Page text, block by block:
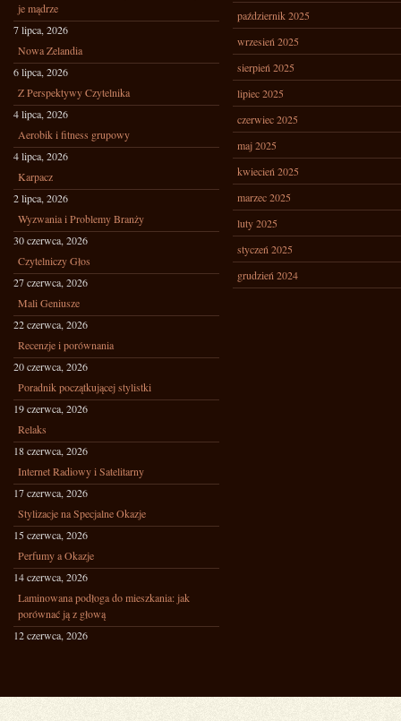
je mądrze
7 lipca, 2026
Nowa Zelandia
6 lipca, 2026
Z Perspektywy Czytelnika
4 lipca, 2026
Aerobik i fitness grupowy
4 lipca, 2026
Karpacz
2 lipca, 2026
Wyzwania i Problemy Branży
30 czerwca, 2026
Czytelniczy Głos
27 czerwca, 2026
Mali Geniusze
22 czerwca, 2026
Recenzje i porównania
20 czerwca, 2026
Poradnik początkującej stylistki
19 czerwca, 2026
Relaks
18 czerwca, 2026
Internet Radiowy i Satelitarny
17 czerwca, 2026
Stylizacje na Specjalne Okazje
15 czerwca, 2026
Perfumy a Okazje
14 czerwca, 2026
Laminowana podłoga do mieszkania: jak
porównać ją z głową
12 czerwca, 2026
październik 2025
wrzesień 2025
sierpień 2025
lipiec 2025
czerwiec 2025
maj 2025
kwiecień 2025
marzec 2025
luty 2025
styczeń 2025
grudzień 2024